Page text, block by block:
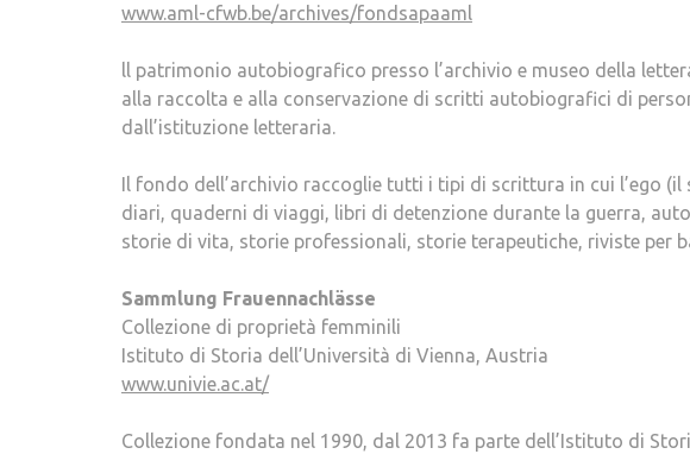
www.aml-cfwb.be/archives/fondsapaaml
ll patrimonio autobiografico presso l’archivio e museo della
alla raccolta e alla conservazione di scritti autobiografici di
dall’istituzione letteraria.
Il fondo dell’archivio raccoglie tutti i tipi di scrittura in cui l’ego
diari, quaderni di viaggi, libri di detenzione durante la guerra,
storie di vita, storie professionali, storie terapeutiche, riviste per
Sammlung Frauennachlässe
Collezione di proprietà femminili
Istituto di Storia dell’Università di Vienna, Austria
www.univie.ac.at/
Collezione fondata nel 1990, dal 2013 fa parte dell’Istituto di